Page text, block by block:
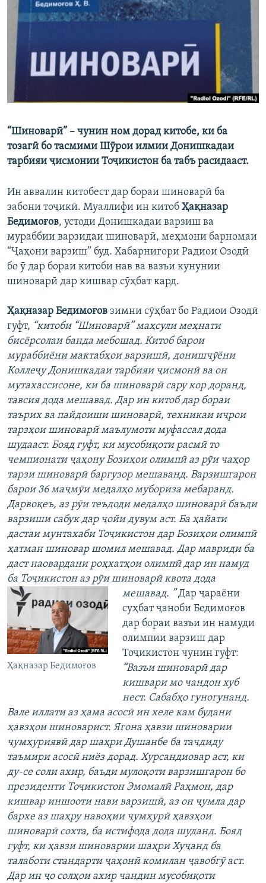
ГУЗОРИШҲОИ РАДИОӢ
Русский
ПАЙГИРӢ КУНЕД
Ҳамаи сомонаҳои RFE/RL
“Шиноварӣ” – чунин ном дорад китобе, ки ба
тозагӣ бо тасмими Шӯрои илмии Донишкадаи
тарбияи ҷисмонии Тоҷикистон ба табъ расидааст.
Ин аввалин китобест дар бораи шиноварӣ ба
забони тоҷикӣ. Муаллифи ин китоб Ҳақназар
Бедимоғов, устоди Донишкадаи варзиш ва
мураббии варзидаи шиноварӣ, меҳмони барномаи
“Ҷаҳони варзиш” буд. Хабарнигори Радиои Озодӣ
бо ӯ дар бораи китоби нав ва вазъи кунунии
шиноварӣ дар кишвар сӯҳбат кард.
Ҳақназар Бедимоғов зимни сӯҳбат бо Радиои Озодӣ
гуфт, “китоби “Шиноварӣ” маҳсули меҳнати
бисёрсолаи банда мебошад. Китоб барои
мураббиёни мактабҳои варзишӣ, донишҷӯёни
Коллеҷу Донишкадаи тарбияи ҷисмонӣ ва он
мутахассисоне, ки ба шиноварӣ сару кор доранд,
тавсия дода мешавад. Дар ин китоб дар бораи
таърих ва пайдоиши шиноварӣ, техникаи иҷрои
тарзҳои шиноварӣ маълумоти муфассал дода
шудааст. Бояд гуфт, ки мусобиқоти расмӣ то
чемпионати ҷаҳону Бозиҳои олимпӣ аз рӯи чаҳор
тарзи шиноварӣ баргузор мешаванд. Варзишгарон
барои 36 маҷмӯи медалҳо мубориза мебаранд.
Дарвоқеъ, аз рӯи теъдоди медалҳо шиноварӣ баъди
варзиши сабук дар ҷойи дувум аст. Ба ҳайати
дастаи мунтахаби Тоҷикистон дар Бозиҳои олимпӣ
ҳатман шиновар шомил мешавад. Дар мавриди ба
даст наовардани роҳхатҳои олимпӣ дар ин намуд
ба Тоҷикистон аз рӯи шиноварӣ квота дода
мешавад. ”
Ҳақназар Бедимоғов
Дар ҷараёни
суҳбат ҷаноби Бедимоғов
дар бораи вазъи ин намуди
олимпии варзиш дар
Тоҷикистон чунин гуфт:
“Вазъи шиноварӣ дар
кишвари мо чандон хуб
нест. Сабабҳо гуногунанд.
Вале иллати аз ҳама асосӣ ин хеле кам будани
ҳавзҳои шиноварист. Ягона ҳавзи шиноварии
ҷумҳуриявӣ дар шаҳри Душанбе ба таҷдиду
таъмири асосӣ ниёз дорад. Хурсандиовар аст, ки
ду-се соли ахир, баъди мулоқоти варзишгарон бо
президенти Тоҷикистон Эмомалӣ Раҳмон, дар
кишвар иншооти нави варзишӣ, аз он ҷумла дар
бархе аз шаҳру навоҳии ҷумҳурӣ ҳавзҳои
шиноварӣ сохта, ба истифода дода шуданд. Бояд
гуфт, ки ҳавзи шиноварии шаҳри Хуҷанд ба
талаботи стандарти ҷаҳонӣ комилан ҷавобгӯ аст.
Дар ин ҷо солҳои ахир чандин мусобиқоти